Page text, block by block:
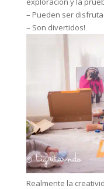
– Pueden ser
– Son divertidos!
Realmente la